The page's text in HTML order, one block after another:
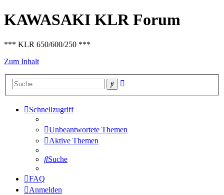
KAWASAKI KLR Forum
*** KLR 650/600/250 ***
Zum Inhalt
Suche
Schnellzugriff
Unbeantwortete Themen
Aktive Themen
Suche
FAQ
Anmelden